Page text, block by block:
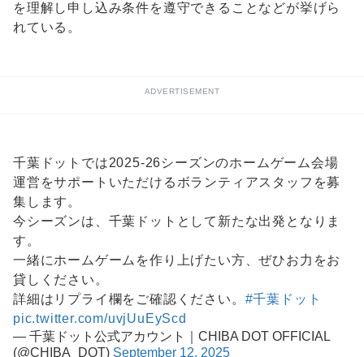
を理解し申し込み条件を遵守できることなどが挙げら
れている。
ADVERTISEMENT
千葉ドットでは2025-26シーズンのホームゲーム会場
運営をサポートいただけるボランティアスタッフを募
集します。
今シーズンは、千葉ドットとして新たな出発となりま
す。
一緒にホームゲームを作り上げたい方、ぜひお力をお
貸しください。
詳細はリプライ欄をご確認ください。 #千葉ドット
pic.twitter.com/uvjUuEyScd
— 千葉ドット公式アカウント｜CHIBA DOT OFFICIAL
(@CHIBA_DOT) September 12, 2025